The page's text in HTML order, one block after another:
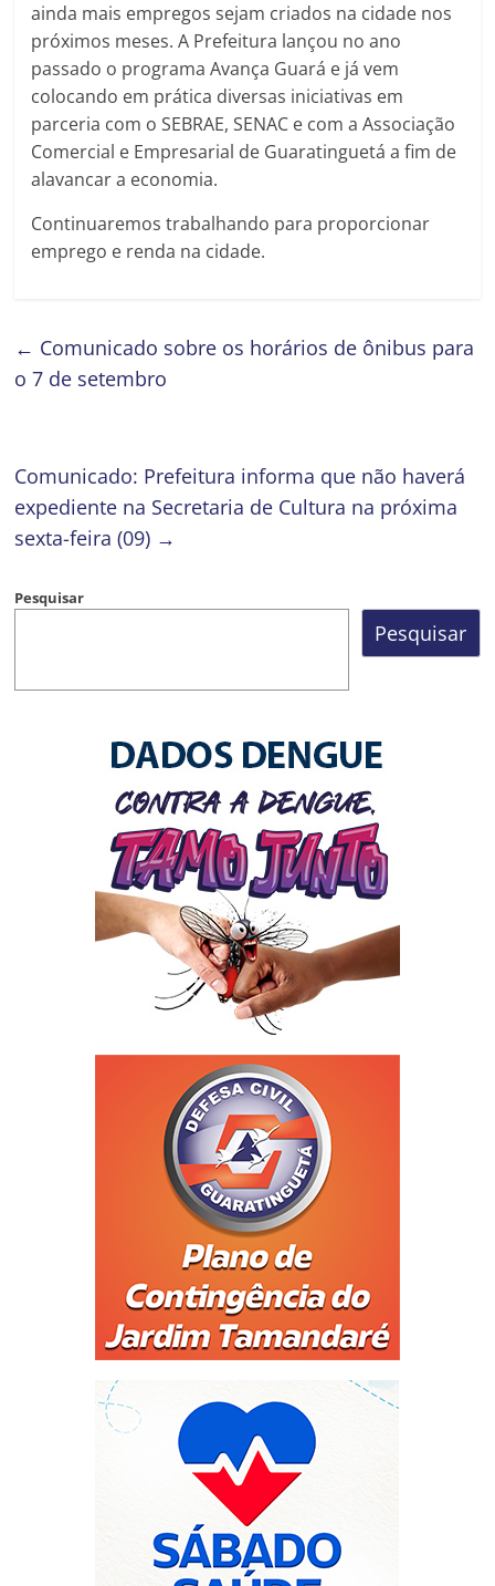
ainda mais empregos sejam criados na cidade nos
próximos meses. A Prefeitura lançou no ano
passado o programa Avança Guará e já vem
colocando em prática diversas iniciativas em
parceria com o SEBRAE, SENAC e com a Associação
Comercial e Empresarial de Guaratinguetá a fim de
alavancar a economia.
Continuaremos trabalhando para proporcionar
emprego e renda na cidade.
← Comunicado sobre os horários de ônibus para
o 7 de setembro
Comunicado: Prefeitura informa que não haverá
expediente na Secretaria de Cultura na próxima
sexta-feira (09) →
Pesquisar
Pesquisar